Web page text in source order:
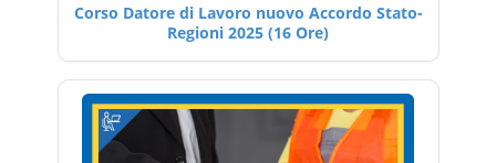
Corso Datore di Lavoro nuovo Accordo Stato-
Regioni 2025 (16 Ore)